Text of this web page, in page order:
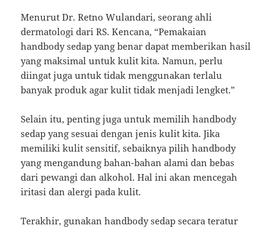
Menurut Dr. Retno Wulandari, seorang ahli
dermatologi dari RS. Kencana, “Pemakaian
handbody sedap yang benar dapat memberikan hasil
yang maksimal untuk kulit kita. Namun, perlu
diingat juga untuk tidak menggunakan terlalu
banyak produk agar kulit tidak menjadi lengket.”
Selain itu, penting juga untuk memilih handbody
sedap yang sesuai dengan jenis kulit kita. Jika
memiliki kulit sensitif, sebaiknya pilih handbody
yang mengandung bahan-bahan alami dan bebas
dari pewangi dan alkohol. Hal ini akan mencegah
iritasi dan alergi pada kulit.
Terakhir, gunakan handbody sedap secara teratur